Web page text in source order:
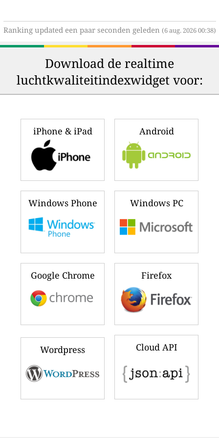
Ranking updated een paar seconden geleden (6 aug. 2026 00:38)
Download de realtime
luchtkwaliteitindexwidget voor:
iPhone & iPad Android
Windows Phone Windows PC
Google Chrome Firefox
Wordpress Cloud API